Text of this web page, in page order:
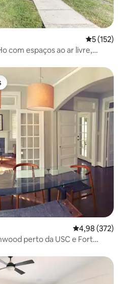
5 de uma
5 (152)
com espaços ao ar livre,
dos hóspedes
4,98 de uma
4,98 (372)
perto da USC e Fort